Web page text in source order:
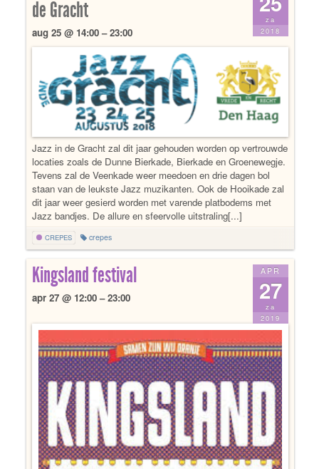
za
2018
de Gracht
aug 25 @ 14:00 – 23:00
Jazz in de Gracht zal dit jaar gehouden worden op vertrouwde
locaties zoals de Dunne Bierkade, Bierkade en Groenewegje.
Tevens zal de Veenkade weer meedoen en drie dagen bol
staan van de leukste Jazz muzikanten. Ook de Hooikade zal
dit jaar weer gesierd worden met varende platbodems met
Jazz bandjes. De allure en sfeervolle uitstraling[...]
CREPES crepes
APR
27
za
2019
Kingsland festival
apr 27 @ 12:00 – 23:00